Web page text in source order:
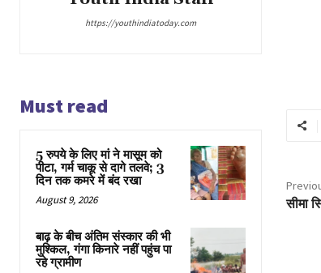
https://youthindiatoday.com
Must read
5 रुपये के लिए मां ने मासूम को
पीटा, गर्म चाकू से दागे तलवे; 3
दिन तक कमरे में बंद रखा
August 9, 2026
बाढ़ के बीच अंतिम संस्कार की भी
मुश्किल, गंगा किनारे नहीं पहुंच पा
रहे ग्रामीण
सीमा